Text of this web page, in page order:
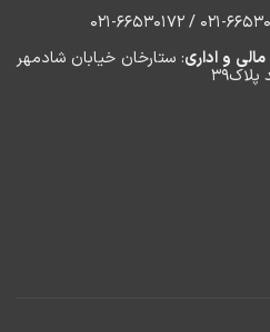
و اداری: ستارخان خیابان شادمهر